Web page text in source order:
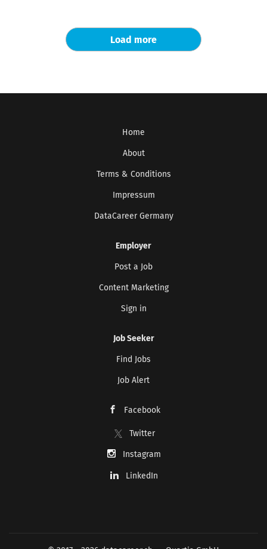
Load more
Home
About
Terms & Conditions
Impressum
DataCareer Germany
Employer
Post a Job
Content Marketing
Sign in
Job Seeker
Find Jobs
Job Alert
Facebook
Twitter
Instagram
LinkedIn